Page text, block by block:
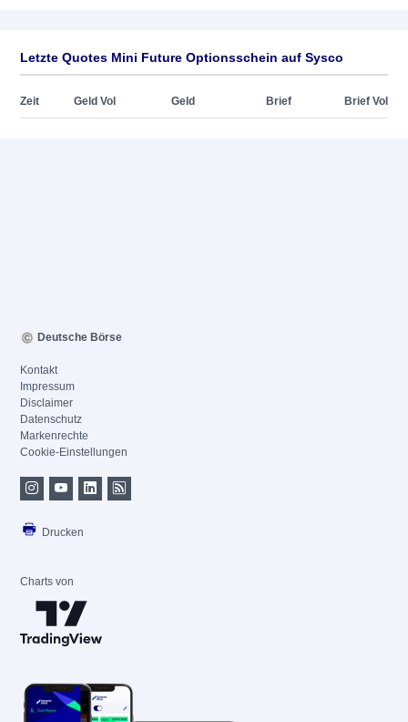
Letzte Quotes Mini Future Optionsschein auf Sysco
Zeit Geld Vol Geld Brief Brief Vol
Deutsche Börse
Kontakt
Impressum
Disclaimer
Datenschutz
Markenrechte
Cookie-Einstellungen
Drucken
Charts von